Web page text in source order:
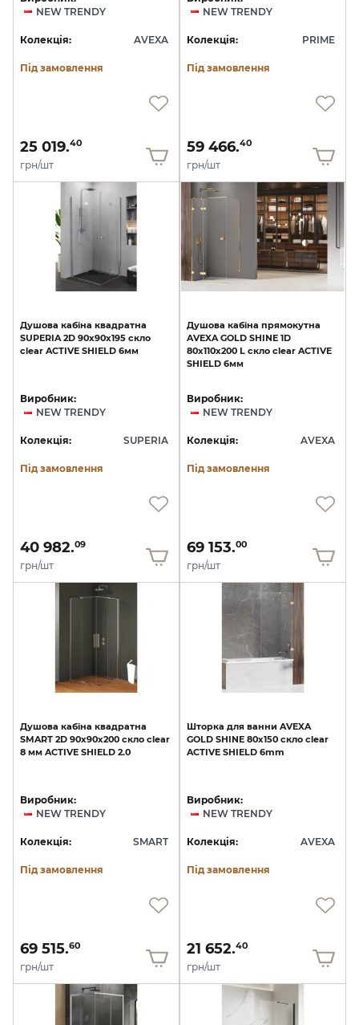
NEW TRENDY
Колекція: AVEXA
Під замовлення
25 019.40
грн/шт
NEW TRENDY
Колекція: PRIME
Під замовлення
59 466.40
грн/шт
Душова кабіна квадратна
SUPERIA 2D 90x90x195 скло
clear ACTIVE SHIELD 6мм
Виробник:
NEW TRENDY
Колекція: SUPERIA
Під замовлення
40 982.09
грн/шт
Душова кабіна прямокутна
AVEXA GOLD SHINE 1D
80x110х200 L скло clear ACTIVE
SHIELD 6мм
Виробник:
NEW TRENDY
Колекція: AVEXA
Під замовлення
69 153.00
грн/шт
Душова кабіна квадратна
SMART 2D 90x90х200 скло clear
8 мм ACTIVE SHIELD 2.0
Виробник:
NEW TRENDY
Колекція: SMART
Під замовлення
69 515.60
грн/шт
Шторка для ванни AVEXA
GOLD SHINE 80х150 скло clear
ACTIVE SHIELD 6mm
Виробник:
NEW TRENDY
Колекція: AVEXA
Під замовлення
21 652.40
грн/шт